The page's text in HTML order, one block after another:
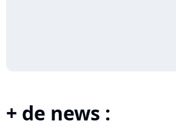
+ de news :